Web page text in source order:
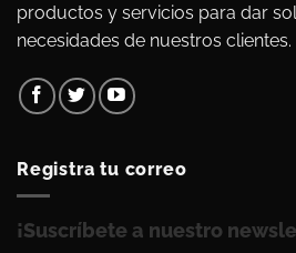
productos y servicios para dar
necesidades de nuestros clientes.
Registra tu correo
¡Suscríbete a nuestro